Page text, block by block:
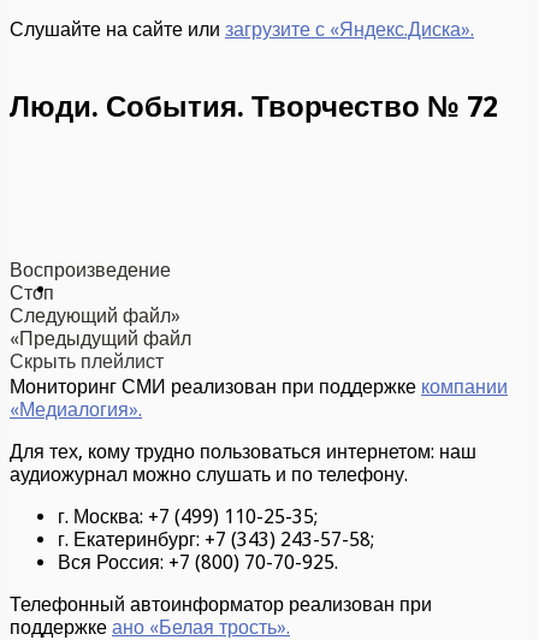
Слушайте на сайте или загрузите с «Яндекс.Диска».
Люди. События. Творчество № 72
Воспроизведение
Стоп
Следующий файл»
«Предыдущий файл
Скрыть плейлист
Мониторинг СМИ реализован при поддержке компании
«Медиалогия».
Для тех, кому трудно пользоваться интернетом: наш
аудиожурнал можно слушать и по телефону.
г. Москва: +7 (499) 110-25-35;
г. Екатеринбург: +7 (343) 243-57-58;
Вся Россия: +7 (800) 70-70-925.
Телефонный автоинформатор реализован при
поддержке ано «Белая трость».